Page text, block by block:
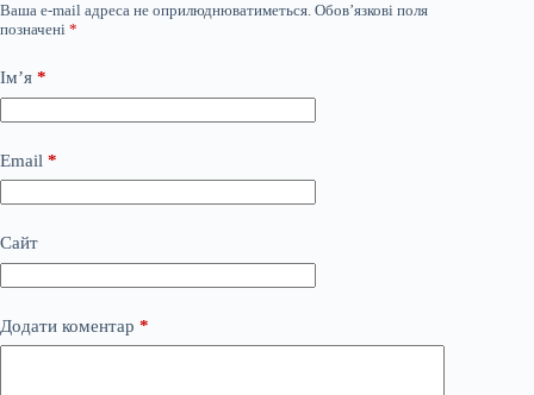
Ваша e-mail адреса не оприлюднюватиметься. Обов’язкові поля
позначені *
Ім’я *
Email *
Сайт
Додати коментар *